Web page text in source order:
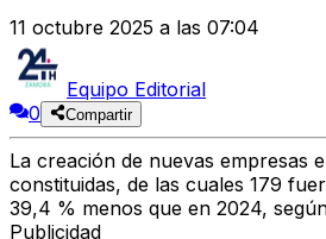
11 octubre 2025 a las 07:04
Equipo Editorial
0
Compartir
La creación de nuevas empresas
constituidas, de las cuales 179
39,4 % menos que en 2024,
Publicidad